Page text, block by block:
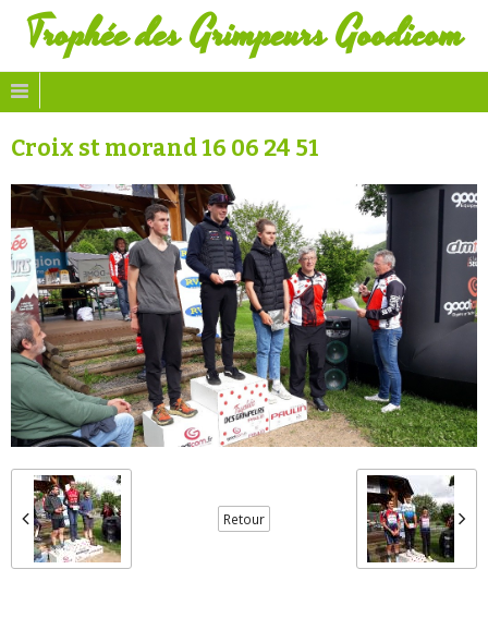
Trophée des Grimpeurs Goodicom
Croix st morand 16 06 24 51
Retour